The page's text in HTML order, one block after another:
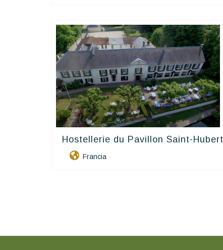
Contact Hôtels
Hostellerie du Pavillon Saint-Hubert
Francia